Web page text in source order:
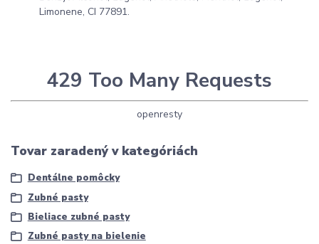
Limonene, CI 77891.
429 Too Many Requests
openresty
Tovar zaradený v kategóriách
Dentálne pomôcky
Zubné pasty
Bieliace zubné pasty
Zubné pasty na bielenie